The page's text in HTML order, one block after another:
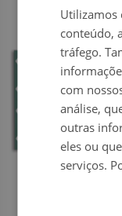
Utilizamos
conteúdo,
tráfego.
com
análise,
outras
eles ou
serviços.